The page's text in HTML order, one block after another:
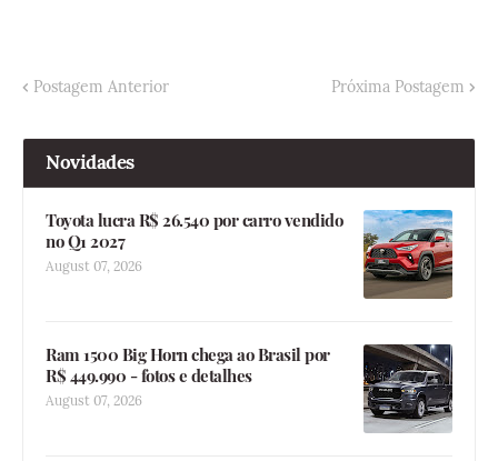
Postagem Anterior Próxima Postagem
Novidades
Toyota lucra R$ 26.540 por carro vendido
no Q1 2027
August 07, 2026
Ram 1500 Big Horn chega ao Brasil por
R$ 449.990 - fotos e detalhes
August 07, 2026